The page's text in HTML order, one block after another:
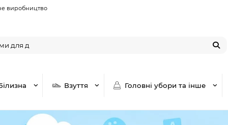
виробництво
Взуття Головні убори та інше